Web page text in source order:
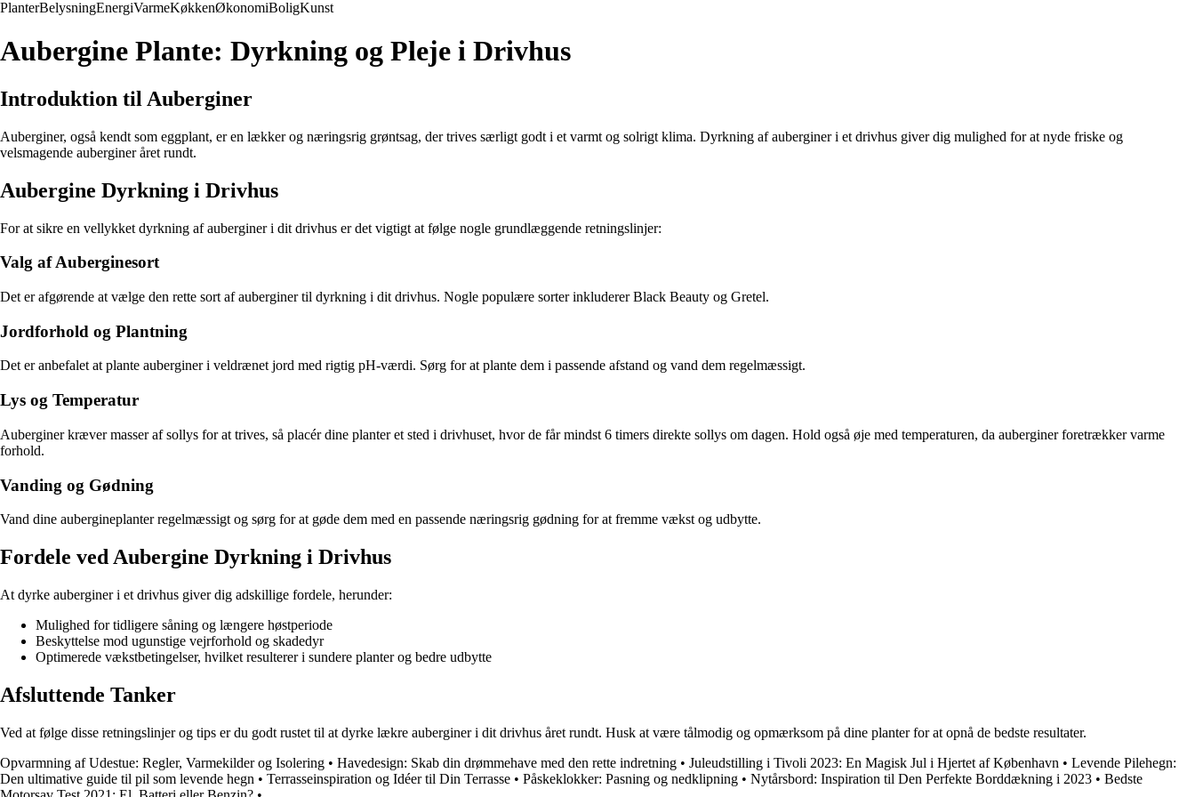
PlanterBelysningEnergiVarmeKøkkenØkonomiBoligKunst
Aubergine Plante: Dyrkning og Pleje i Drivhus
Introduktion til Auberginer
Auberginer, også kendt som eggplant, er en lækker og næringsrig grøntsag, der trives særligt godt i et varmt og solrigt klima. Dyrkning af auberginer i et drivhus giver dig mulighed for at nyde friske og
velsmagende auberginer året rundt.
Aubergine Dyrkning i Drivhus
For at sikre en vellykket dyrkning af auberginer i dit drivhus er det vigtigt at følge nogle grundlæggende retningslinjer:
Valg af Auberginesort
Det er afgørende at vælge den rette sort af auberginer til dyrkning i dit drivhus. Nogle populære sorter inkluderer Black Beauty og Gretel.
Jordforhold og Plantning
Det er anbefalet at plante auberginer i veldrænet jord med rigtig pH-værdi. Sørg for at plante dem i passende afstand og vand dem regelmæssigt.
Lys og Temperatur
Auberginer kræver masser af sollys for at trives, så placér dine planter et sted i drivhuset, hvor de får mindst 6 timers direkte sollys om dagen. Hold også øje med temperaturen, da auberginer foretrækker varme
forhold.
Vanding og Gødning
Vand dine aubergineplanter regelmæssigt og sørg for at gøde dem med en passende næringsrig gødning for at fremme vækst og udbytte.
Fordele ved Aubergine Dyrkning i Drivhus
At dyrke auberginer i et drivhus giver dig adskillige fordele, herunder:
Mulighed for tidligere såning og længere høstperiode
Beskyttelse mod ugunstige vejrforhold og skadedyr
Optimerede vækstbetingelser, hvilket resulterer i sundere planter og bedre udbytte
Afsluttende Tanker
Ved at følge disse retningslinjer og tips er du godt rustet til at dyrke lækre auberginer i dit drivhus året rundt. Husk at være tålmodig og opmærksom på dine planter for at opnå de bedste resultater.
Opvarmning af Udestue: Regler, Varmekilder og Isolering • Havedesign: Skab din drømmehave med den rette indretning • Juleudstilling i Tivoli 2023: En Magisk Jul i Hjertet af København • Levende Pilehegn:
Den ultimative guide til pil som levende hegn • Terrasseinspiration og Idéer til Din Terrasse • Påskeklokker: Pasning og nedklipning • Nytårsbord: Inspiration til Den Perfekte Borddækning i 2023 • Bedste